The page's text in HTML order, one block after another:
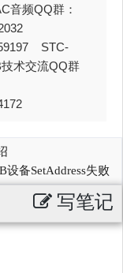
音频QQ群：
STC-
术交流QQ群
设备SetAddress失败
写笔记